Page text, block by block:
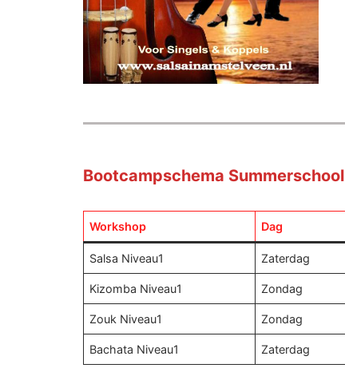
Bootcampschema Summerschool
Workshop Dag
Salsa Niveau1 Zaterdag
Kizomba Niveau1 Zondag
Zouk Niveau1 Zondag
Bachata Niveau1 Zaterdag